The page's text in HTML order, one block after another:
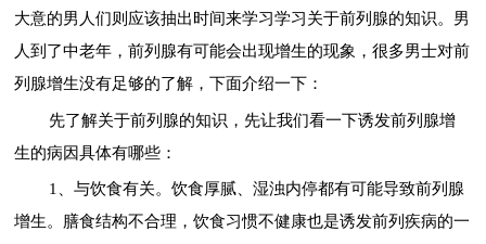
大意的男人们则应该抽出时间来学习学习关于前列腺的知识。男
人到了中老年，前列腺有可能会出现增生的现象，很多男士对前
列腺增生没有足够的了解，下面介绍一下：
先了解关于前列腺的知识，先让我们看一下诱发前列腺增
生的病因具体有哪些：
1、与饮食有关。饮食厚腻、湿浊内停都有可能导致前列腺
增生。膳食结构不合理，饮食习惯不健康也是诱发前列疾病的一